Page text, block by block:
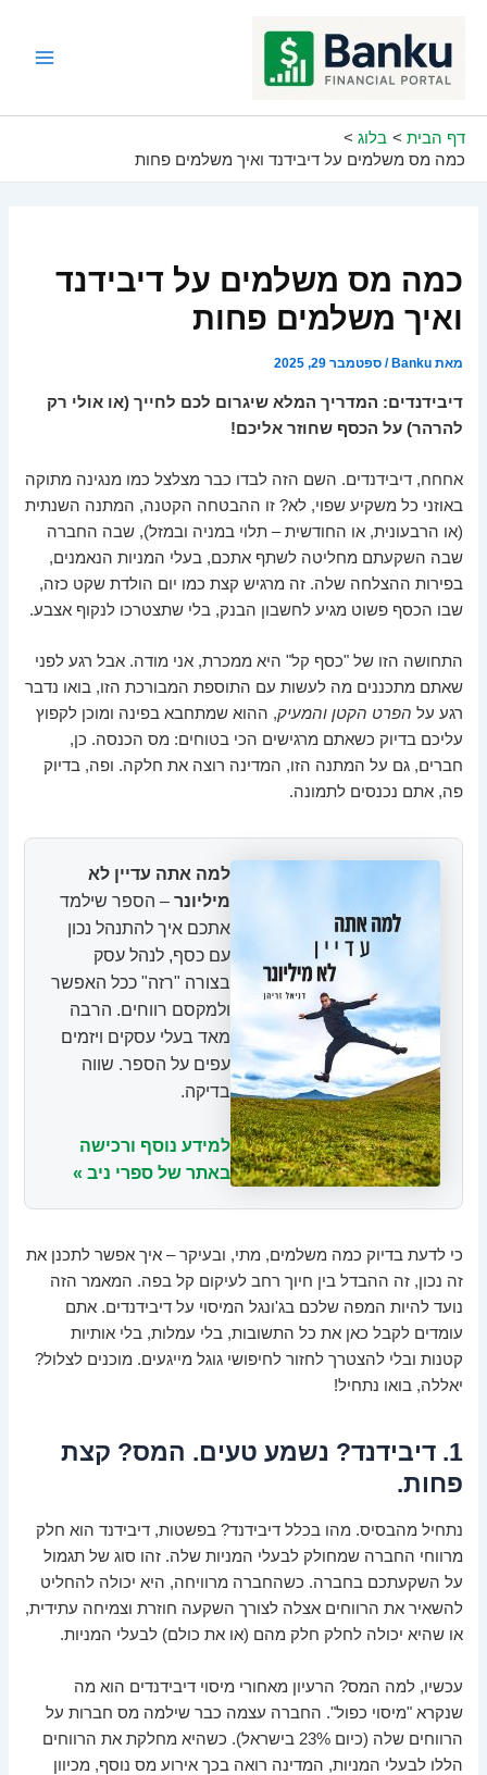
דף הבית
בלוג
כמה מס משלמים על דיבידנד ואיך משלמים פחות
כמה מס משלמים על דיבידנד
ואיך משלמים פחות
מאתBanku
/ספטמבר 29, 2025
דיבידנדים: המדריך המלא שיגרום לכם לחייך (או אולי רק
להרהר) על הכסף שחוזר אליכם!
אחחח, דיבידנדים. השם הזה לבדו כבר מצלצל כמו מנגינה מתוקה
באוזני כל משקיע שפוי, לא? זו ההבטחה הקטנה, המתנה השנתית
(או הרבעונית, או החודשית – תלוי במניה ובמזל), שבה החברה
שבה השקעתם מחליטה לשתף אתכם, בעלי המניות הנאמנים,
בפירות ההצלחה שלה. זה מרגיש קצת כמו יום הולדת שקט כזה,
שבו הכסף פשוט מגיע לחשבון הבנק, בלי שתצטרכו לנקוף אצבע.
התחושה הזו של "כסף קל" היא ממכרת, אני מודה. אבל רגע לפני
שאתם מתכננים מה לעשות עם התוספת המבורכת הזו, בואו נדבר
רגע על הפרט הקטן והמעיק, ההוא שמתחבא בפינה ומוכן לקפוץ
עליכם בדיוק כשאתם מרגישים הכי בטוחים: מס הכנסה. כן,
חברים, גם על המתנה הזו, המדינה רוצה את חלקה. ופה, בדיוק
פה, אתם נכנסים לתמונה.
למה אתה עדיין לא
מיליונר – הספר שילמד
אתכם איך להתנהל נכון
עם כסף, לנהל עסק
בצורה "רזה" ככל האפשר
ולמקסם רווחים. הרבה
מאד בעלי עסקים ויזמים
עפים על הספר. שווה
בדיקה.
למידע נוסף ורכישה
באתר של ספרי ניב »
כי לדעת בדיוק כמה משלמים, מתי, ובעיקר – איך אפשר לתכנן את
זה נכון, זה ההבדל בין חיוך רחב לעיקום קל בפה. המאמר הזה
נועד להיות המפה שלכם בג'ונגל המיסוי על דיבידנדים. אתם
עומדים לקבל כאן את כל התשובות, בלי עמלות, בלי אותיות
קטנות ובלי להצטרך לחזור לחיפושי גוגל מייגעים. מוכנים לצלול?
יאללה, בואו נתחיל!
1. דיבידנד? נשמע טעים. המס? קצת
פחות.
נתחיל מהבסיס. מהו בכלל דיבידנד? בפשטות, דיבידנד הוא חלק
מרווחי החברה שמחולק לבעלי המניות שלה. זהו סוג של תגמול
על השקעתכם בחברה. כשהחברה מרוויחה, היא יכולה להחליט
להשאיר את הרווחים אצלה לצורך השקעה חוזרת וצמיחה עתידית,
או שהיא יכולה לחלק חלק מהם (או את כולם) לבעלי המניות.
עכשיו, למה המס? הרעיון מאחורי מיסוי דיבידנדים הוא מה
שנקרא "מיסוי כפול". החברה עצמה כבר שילמה מס חברות על
הרווחים שלה (כיום 23% בישראל). כשהיא מחלקת את הרווחים
הללו לבעלי המניות, המדינה רואה בכך אירוע מס נוסף, מכיוון